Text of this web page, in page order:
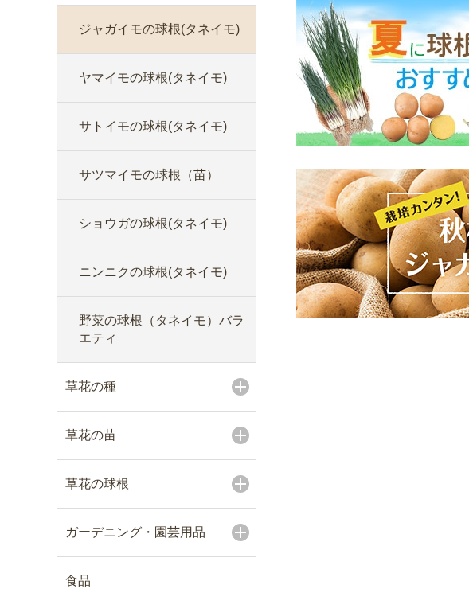
ジャガイモの球根(タネイモ)
ヤマイモの球根(タネイモ)
サトイモの球根(タネイモ)
サツマイモの球根（苗）
ショウガの球根(タネイモ)
ニンニクの球根(タネイモ)
野菜の球根（タネイモ）バラ
エティ
草花の種
草花の苗
草花の球根
ガーデニング・園芸用品
食品